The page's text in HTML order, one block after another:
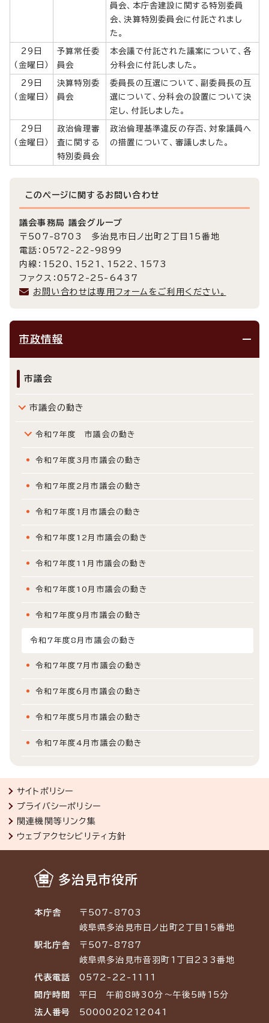
員会、本庁舎建設に関する特別委員
会、決算特別委員会に付託されまし
た。
29日
（金曜日）
予算常任委
員会
本会議で付託された議案について、各
分科会に付託しました。
29日
（金曜日）
決算特別委
員会
委員長の互選について、副委員長の互
選について、分科会の設置について決
定し、付託しました。
29日
（金曜日）
政治倫理審
査に関する
特別委員会
政治倫理基準違反の存否、対象議員へ
の措置について、審議しました。
このページに関する お問い合わせ
議会事務局 議会グループ
〒507-8703 多治見市日ノ出町2丁目15番地
電話：0572-22-9899
内線：1520、1521、1522、1573
ファクス：0572-25-6437
お問い合わせは専用フォームをご利用ください。
市政情報
市議会
市議会の動き
令和7年度 市議会の動き
令和7年度3月市議会の動き
令和7年度2月市議会の動き
令和7年度1月市議会の動き
令和7年度12月市議会の動き
令和7年度11月市議会の動き
令和7年度10月市議会の動き
令和7年度9月市議会の動き
令和7年度8月市議会の動き
令和7年度7月市議会の動き
令和7年度6月市議会の動き
令和7年度5月市議会の動き
令和7年度4月市議会の動き
サイトポリシー
プライバシーポリシー
関連機関等リンク集
ウェブアクセシビリティ方針
多治見市役所
本庁舎
〒507-8703
岐阜県多治見市日ノ出町2丁目15番地
駅北庁舎
〒507-8787
岐阜県多治見市音羽町1丁目233番地
代表電話 0572-22-1111
開庁時間 平日 午前8時30分～午後5時15分
法人番号 5000020212041